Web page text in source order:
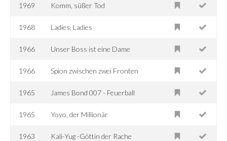
1969 Komm, süßer Tod
1968 Ladies, Ladies
1966 Unser Boss ist eine Dame
1966 Spion zwischen zwei Fronten
1965 James Bond 007 - Feuerball
1965 Yoyo, der Millionär
1963 Kali-Yug -Göttin der Rache